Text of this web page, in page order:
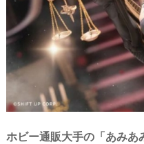
n
ホビー通販大手の「あみあ